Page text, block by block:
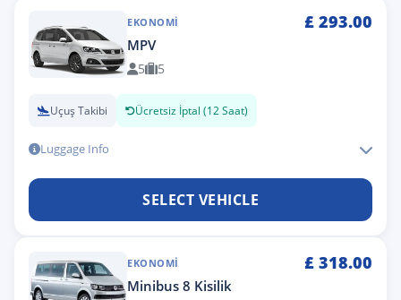
EKONOMI £ 293.00
MPV
5 5
Uçuş Takibi Ücretsiz İptal (12 Saat)
Luggage Info
SELECT VEHICLE
EKONOMI £ 318.00
Minibus 8 Kisilik